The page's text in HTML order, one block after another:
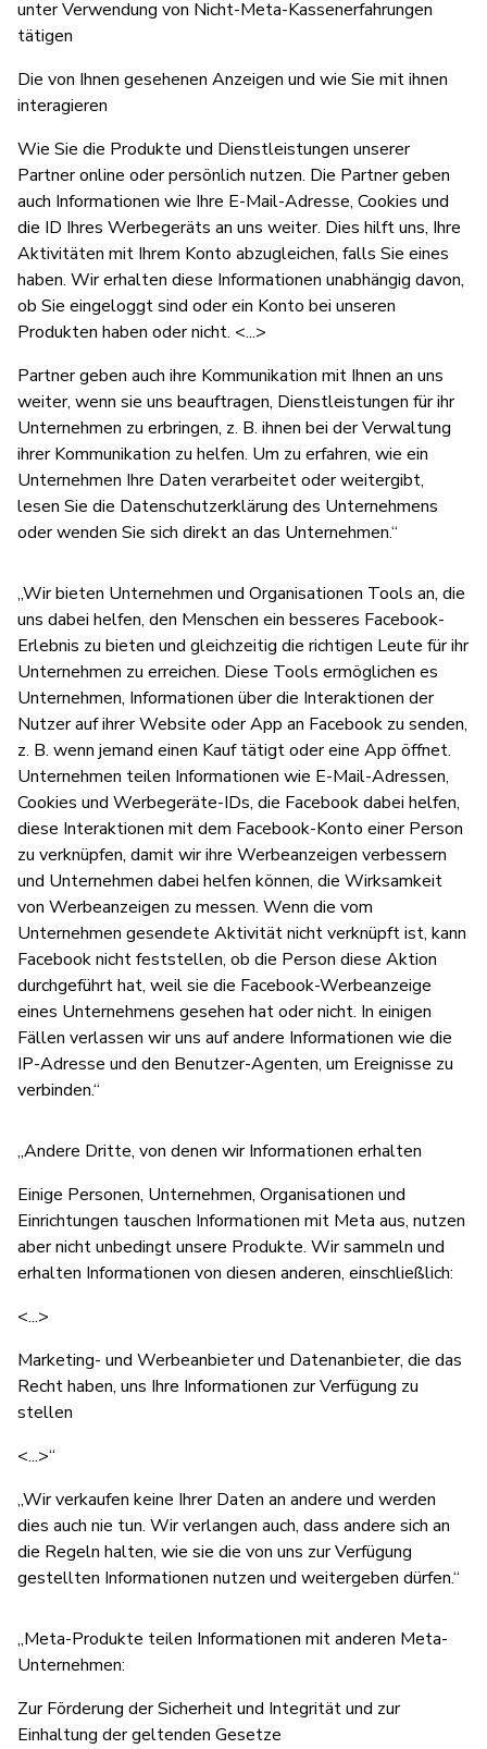
unter Verwendung von Nicht-Meta-Kassenerfahrungen
tätigen
Die von Ihnen gesehenen Anzeigen und wie Sie mit ihnen
interagieren
Wie Sie die Produkte und Dienstleistungen unserer
Partner online oder persönlich nutzen. Die Partner geben
auch Informationen wie Ihre E-Mail-Adresse, Cookies und
die ID Ihres Werbegeräts an uns weiter. Dies hilft uns, Ihre
Aktivitäten mit Ihrem Konto abzugleichen, falls Sie eines
haben. Wir erhalten diese Informationen unabhängig davon,
ob Sie eingeloggt sind oder ein Konto bei unseren
Produkten haben oder nicht. <...>
Partner geben auch ihre Kommunikation mit Ihnen an uns
weiter, wenn sie uns beauftragen, Dienstleistungen für ihr
Unternehmen zu erbringen, z. B. ihnen bei der Verwaltung
ihrer Kommunikation zu helfen. Um zu erfahren, wie ein
Unternehmen Ihre Daten verarbeitet oder weitergibt,
lesen Sie die Datenschutzerklärung des Unternehmens
oder wenden Sie sich direkt an das Unternehmen.“
„Wir bieten Unternehmen und Organisationen Tools an, die
uns dabei helfen, den Menschen ein besseres Facebook-
Erlebnis zu bieten und gleichzeitig die richtigen Leute für ihr
Unternehmen zu erreichen. Diese Tools ermöglichen es
Unternehmen, Informationen über die Interaktionen der
Nutzer auf ihrer Website oder App an Facebook zu senden,
z. B. wenn jemand einen Kauf tätigt oder eine App öffnet.
Unternehmen teilen Informationen wie E-Mail-Adressen,
Cookies und Werbegeräte-IDs, die Facebook dabei helfen,
diese Interaktionen mit dem Facebook-Konto einer Person
zu verknüpfen, damit wir ihre Werbeanzeigen verbessern
und Unternehmen dabei helfen können, die Wirksamkeit
von Werbeanzeigen zu messen. Wenn die vom
Unternehmen gesendete Aktivität nicht verknüpft ist, kann
Facebook nicht feststellen, ob die Person diese Aktion
durchgeführt hat, weil sie die Facebook-Werbeanzeige
eines Unternehmens gesehen hat oder nicht. In einigen
Fällen verlassen wir uns auf andere Informationen wie die
IP-Adresse und den Benutzer-Agenten, um Ereignisse zu
verbinden.“
„Andere Dritte, von denen wir Informationen erhalten
Einige Personen, Unternehmen, Organisationen und
Einrichtungen tauschen Informationen mit Meta aus, nutzen
aber nicht unbedingt unsere Produkte. Wir sammeln und
erhalten Informationen von diesen anderen, einschließlich:
<...>
Marketing- und Werbeanbieter und Datenanbieter, die das
Recht haben, uns Ihre Informationen zur Verfügung zu
stellen
<...>“
„Wir verkaufen keine Ihrer Daten an andere und werden
dies auch nie tun. Wir verlangen auch, dass andere sich an
die Regeln halten, wie sie die von uns zur Verfügung
gestellten Informationen nutzen und weitergeben dürfen.“
„Meta-Produkte teilen Informationen mit anderen Meta-
Unternehmen:
Zur Förderung der Sicherheit und Integrität und zur
Einhaltung der geltenden Gesetze